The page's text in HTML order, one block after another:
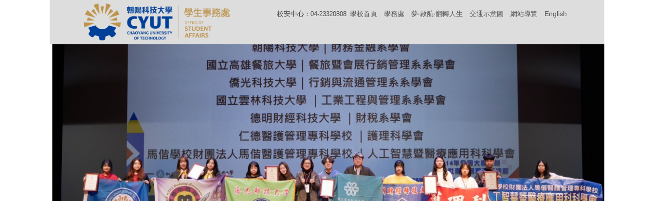
校安中心 ：04-23320808 學校首頁 學務處 夢‧啟航‧翻轉人生 交通示意圖 網站導覽 English